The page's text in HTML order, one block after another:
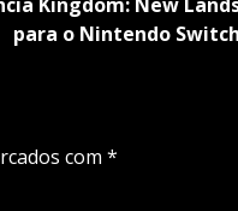
para o Nintendo
com *